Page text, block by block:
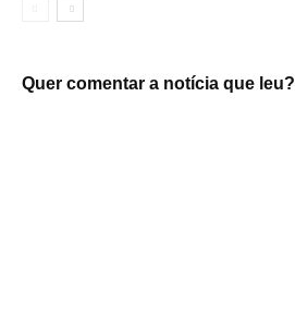
Quer comentar a notícia que leu?